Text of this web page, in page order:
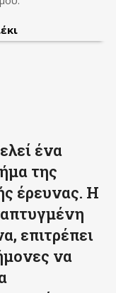
ένα
της
έρευνας. Η
επιτρέπει
να